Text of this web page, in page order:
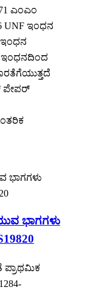
ಎಂಎಂ
UNF ಇಂಧನ
ಇಂಧನ
ಇಂಧನದಿಂದ
ಪೇಪರ್
ಭಾಗಗಳು
ಪ್ರಾಥಮಿಕ